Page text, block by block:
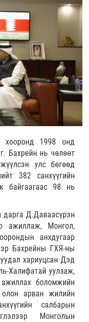
хооронд 1998 онд
Бахрейн нь чөлөөт
улс бөгөөд
382 санхүүгийн
байгаагаас 98 нь
Д.Даваасүрэн
ажиллаж, Монгол,
анхдугаар
Бахрейны ГХЯ-ны
хариуцсан Дэд
Халифатай уулзаж,
боломжийн
арван жилийн
салбарын
Монголын